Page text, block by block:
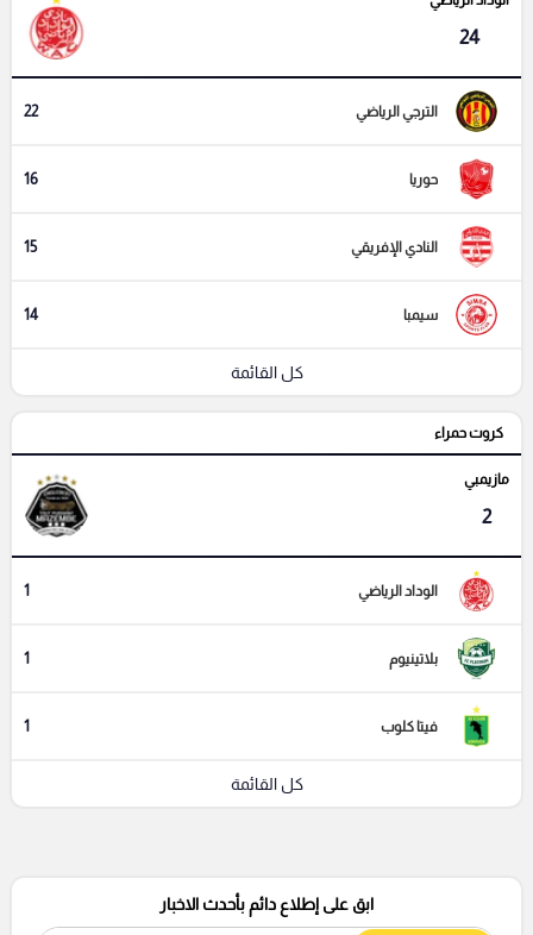
24
الترجي الرياضي 22
حوريا 16
النادي الإفريقي 15
سيمبا 14
كل القائمة
كروت حمراء
مازيمبي
2
الوداد الرياضي 1
بلاتينيوم 1
فيتا كلوب 1
كل القائمة
ابق على إطلاع دائم بأحدث الاخبار